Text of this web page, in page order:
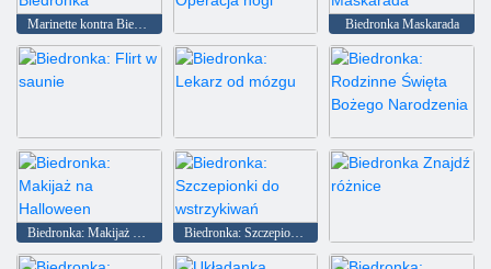
Marinette kontra Biedronka
Biedronka: Operacja nogi
Biedronka Maskarada
Biedronka: Flirt w saunie Biedronka: Lekarz od mózgu Biedronka: Rodzinne Święta Bożego Narodzenia
Biedronka: Makijaż na Halloween
Biedronka: Szczepionki do wstrzykiwań
Biedronka Znajdź różnice